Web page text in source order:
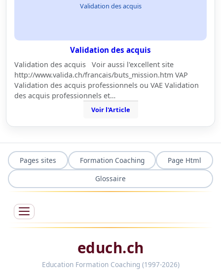
Validation des acquis
Validation des acquis
Validation des acquis Voir aussi l'excellent site
http://www.valida.ch/francais/buts_mission.htm VAP
Validation des acquis professionnels ou VAE Validation
des acquis professionnels et…
Voir l'Article
Pages sites Formation Coaching
Page Html
Glossaire
educh.ch
Education Formation Coaching (1997-2026)